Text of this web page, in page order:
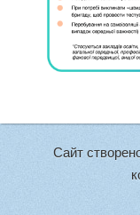
Сайт